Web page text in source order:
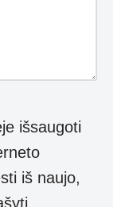
išsaugoti
iš naujo,